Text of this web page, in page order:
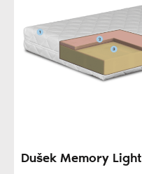
Dušek Memory Light